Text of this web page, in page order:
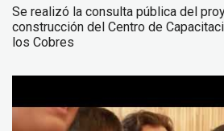
Se realizó la consulta pública del
construcción del Centro de
los Cobres